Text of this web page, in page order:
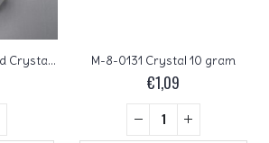
M-8-0001 Silver Lined Crystal 10 gram M-8-0131 Crystal 10 gram
€1,09